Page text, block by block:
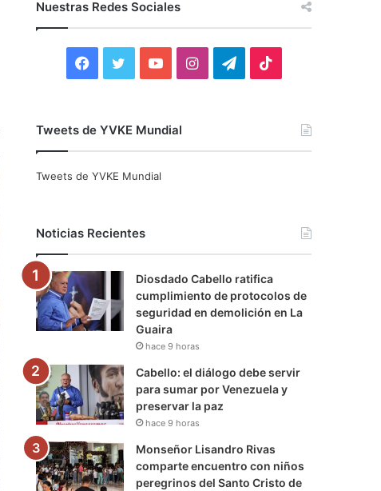
Nuestras Redes Sociales
F
c
o
k
i
r
Y
u
e
I
r
a
m
T
a
m
Tweets de YVKE Mundial
Tweets de YVKE Mundial
Noticias Recientes
Diosdado Cabello ratifica
cumplimiento de protocolos de
seguridad en demolición en La
Guaira
hace 9 horas
Cabello: el diálogo debe servir
para sumar por Venezuela y
preservar la paz
hace 9 horas
Monseñor Lisandro Rivas
comparte encuentro con niños
peregrinos del Santo Cristo de